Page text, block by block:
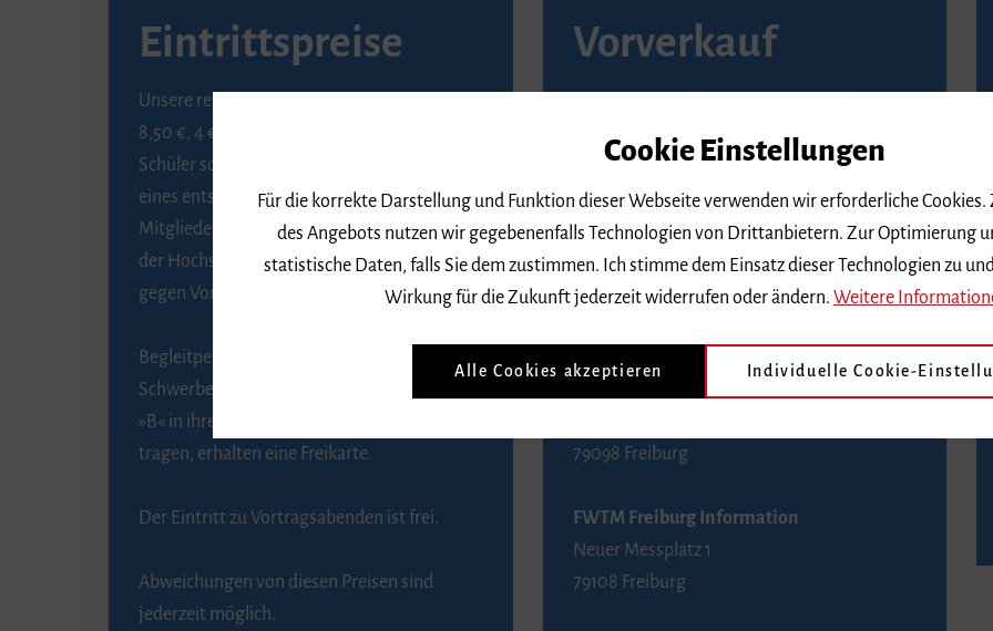
Eintrittspreise
Unsere regulären Eintrittspreise betragen
8,50 €, 4 € ermäßigt für Schülerinnen und
Schüler sowie Studierende gegen Vorlage
eines entsprechenden Nachweises, 6 € für
Mitglieder der Gesellschaft zur Förderung
der Hochschule für Musik Freiburg e. V.
gegen Vorlage des Mitgliedsausweises.
Begleitpersonen von Menschen mit
Schwerbehinderung, die das Merkzeichen
»B« in ihrem Schwerbehindertenausweis
tragen, erhalten eine Freikarte.
Der Eintritt zu Vortragsabenden ist frei.
Abweichungen von diesen Preisen sind
jederzeit möglich.
Vorverkauf
Vorverkaufsstellen in Ihrer Nähe finden Sie
BZ-Kartenservice Freiburg
Kaiser-Joseph-Straße 229
79098 Freiburg
Telefon 0761 4968888 (Reservierungen sind
FWTM Tourist-Information
79098 Freiburg
FWTM Freiburg Information
Neuer Messplatz 1
79108 Freiburg
Cookie Einstellungen
Für die korrekte Darstellung und Funktion dieser Webseite verwenden wir erforderliche
des Angebots nutzen wir gegebenenfalls Technologien von Drittanbietern. Zur Optimierung
statistische Daten, falls Sie dem zustimmen. Ich stimme dem Einsatz dieser Technologien zu
Wirkung für die Zukunft jederzeit widerrufen oder ändern. Weitere
Alle Cookies akzeptieren Individuelle Cookie-